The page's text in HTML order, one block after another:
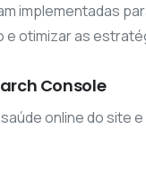
implementadas
otimizar as
Console
online do site